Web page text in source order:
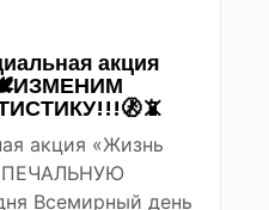
акция
🕊ИЗМЕНИМ
акция «Жизнь
Всемирный день